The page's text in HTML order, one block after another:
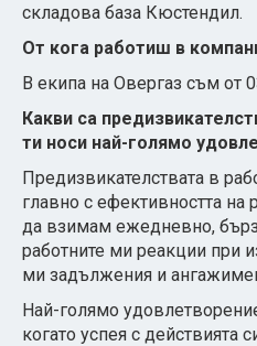
складова база Кюстендил.
От кога работиш в
В екипа на Овергаз съм от
Какви са
ти носи най-голямо
Предизвикателствата в
главно с ефективността на
да взимам ежедневно,
работните ми реакции при
ми задължения и
Най-голямо
когато успея с действията